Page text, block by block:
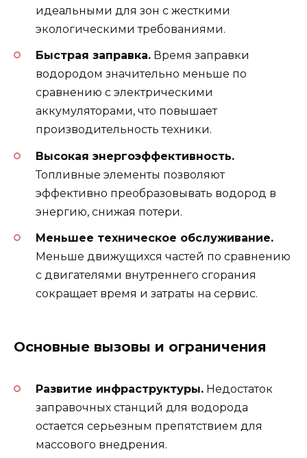
идеальными для зон с жесткими
экологическими требованиями.
Быстрая заправка. Время заправки
водородом значительно меньше по
сравнению с электрическими
аккумуляторами, что повышает
производительность техники.
Высокая энергоэффективность.
Топливные элементы позволяют
эффективно преобразовывать водород в
энергию, снижая потери.
Меньшее техническое обслуживание.
Меньше движущихся частей по сравнению
с двигателями внутреннего сгорания
сокращает время и затраты на сервис.
Основные вызовы и ограничения
Развитие инфраструктуры. Недостаток
заправочных станций для водорода
остается серьезным препятствием для
массового внедрения.